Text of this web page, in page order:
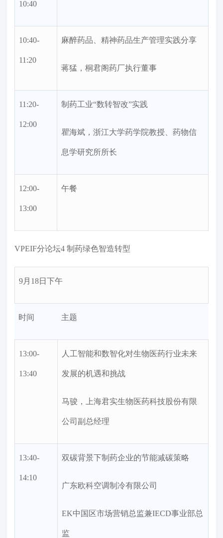
10:40
10:40-
11:20
麻醉药品、精神药品生产管理实践分享
蒋猛，桐君阁药厂执行董事
11:20-
12:00
制药工业“数转智改”实践
瞿海斌，浙江大学药学院教授、药物信
息学研究所所长
12:00-
13:00
午餐
VPEIF分论坛4 制药绿色智造转型
9月18日下午
时间 主题
13:00-
13:40
人工智能和数智化对生物医药行业未来
发展的机遇和挑战
马骏，上海君实生物医药科技股份有限
公司副总经理
13:40-
14:10
双碳背景下制药企业的节能减碳策略
广东欧科空调制冷有限公司
EK中国区市场营销总监兼IECD事业部总
监